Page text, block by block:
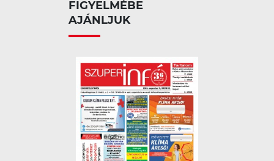
FIGYELMÉBE
AJÁNLJUK